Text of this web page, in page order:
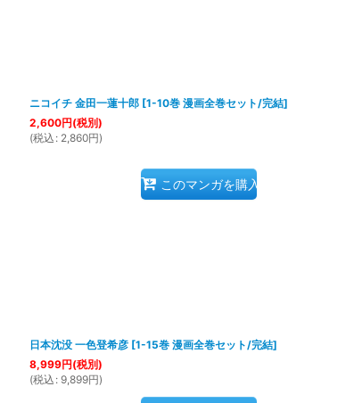
ニコイチ 金田一蓮十郎 [1-10巻 漫画全巻セット/完結]
2,600円(税別)
(税込 : 2,860円)
このマンガを購入
日本沈没 一色登希彦 [1-15巻 漫画全巻セット/完結]
8,999円(税別)
(税込 : 9,899円)